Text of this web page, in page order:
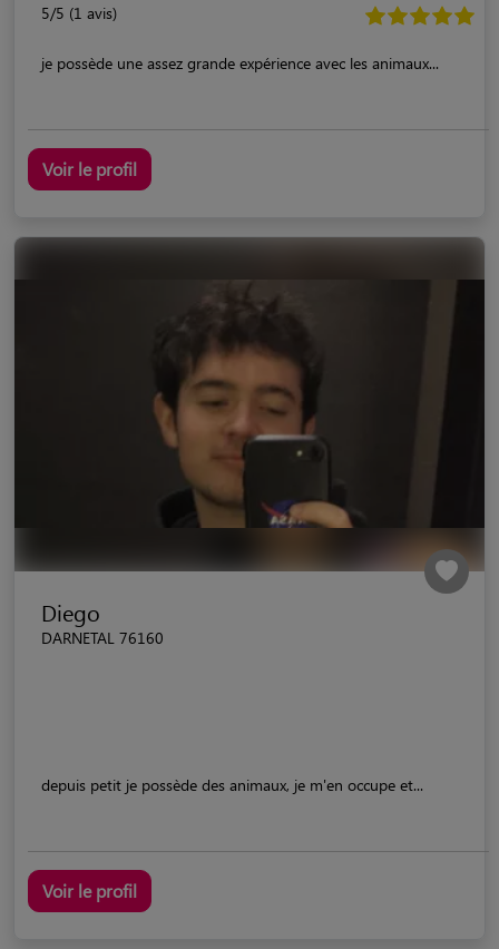
5/5 (1 avis)
je possède une assez grande expérience avec les animaux...
Voir le profil
Diego
DARNETAL 76160
depuis petit je possède des animaux, je m'en occupe et...
Voir le profil